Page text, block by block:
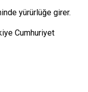
yürürlüğe girer.
Cumhuriyet